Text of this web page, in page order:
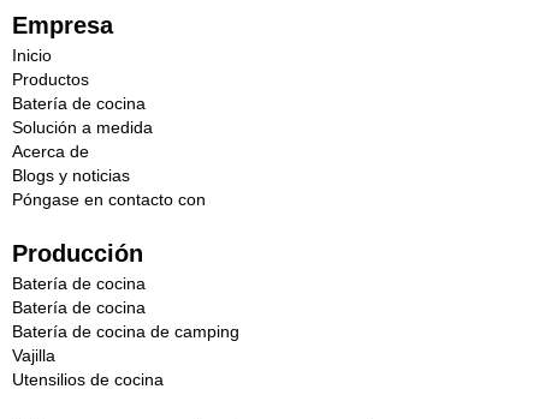
Empresa
Inicio
Productos
Batería de cocina
Solución a medida
Acerca de
Blogs y noticias
Póngase en contacto con
Producción
Batería de cocina
Batería de cocina
Batería de cocina de camping
Vajilla
Utensilios de cocina